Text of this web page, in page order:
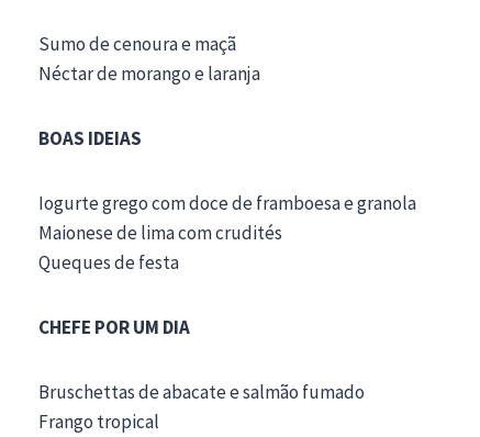
Sumo de cenoura e maçã
Néctar de morango e laranja
BOAS IDEIAS
Iogurte grego com doce de framboesa e granola
Maionese de lima com crudités
Queques de festa
CHEFE POR UM DIA
Bruschettas de abacate e salmão fumado
Frango tropical